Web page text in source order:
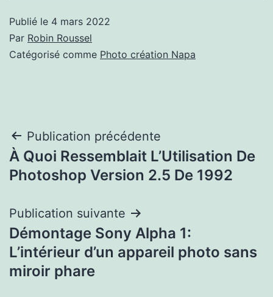
Publié le 4 mars 2022
Par Robin Roussel
Catégorisé comme Photo création Napa
Navigation
de
Publication précédente
À Quoi Ressemblait L’Utilisation De
Photoshop Version 2.5 De 1992
Publication suivante
Démontage Sony Alpha 1:
L’intérieur d’un appareil photo sans
miroir phare